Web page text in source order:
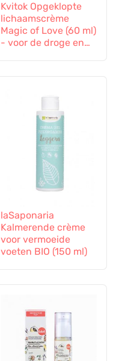
Kvitok Opgeklopte
lichaamscrème
Magic of Love (60 ml)
- voor de droge en
laSaponaria
Kalmerende crème
voor vermoeide
voeten BIO (150 ml)